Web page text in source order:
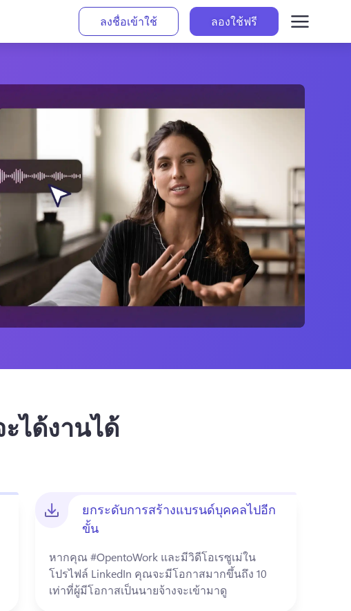
ลงชื่อเข้าใช้ ลองใช้ฟรี
ได้งานได้
ยกระดับการสร้างแบรนด์บุคคลไปอีก
ขั้น
หากคุณ #OpentoWork และมีวิดีโอเรซูเม่ใน
โปรไฟล์ LinkedIn คุณจะมีโอกาสมากขึ้นถึง 10
เท่าที่ผู้มีโอกาสเป็นนายจ้างจะเข้ามาดู